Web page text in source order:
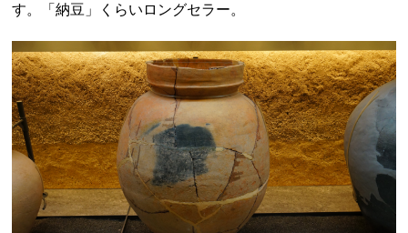
す。「納豆」くらいロングセラー。